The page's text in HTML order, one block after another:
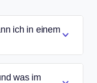
ich in einem
was im